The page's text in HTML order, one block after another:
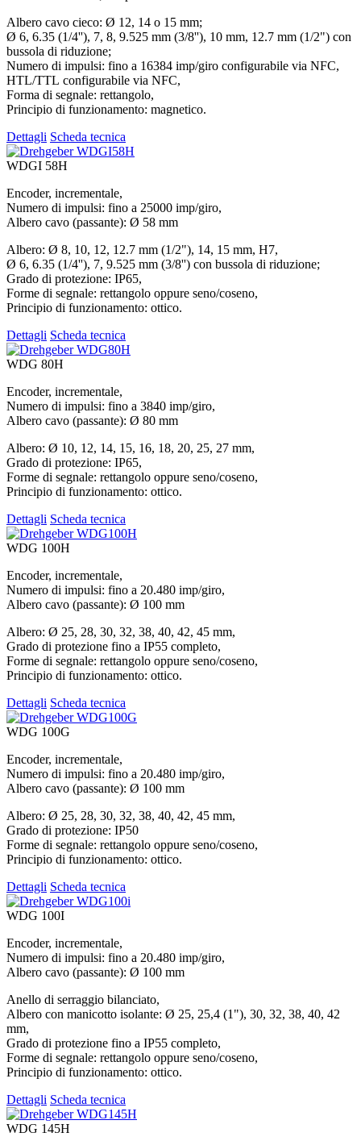
Albero cavo cieco: Ø 12, 14 o 15 mm;
Ø 6, 6.35 (1/4''), 7, 8, 9.525 mm (3/8''), 10 mm, 12.7 mm (1/2") con
bussola di riduzione;
Numero di impulsi: fino a 16384 imp/giro configurabile via NFC,
HTL/TTL configurabile via NFC,
Forma di segnale: rettangolo,
Principio di funzionamento: magnetico.
Dettagli Scheda tecnica
WDGI 58H
Encoder, incrementale,
Numero di impulsi: fino a 25000 imp/giro,
Albero cavo (passante): Ø 58 mm
Albero: Ø 8, 10, 12, 12.7 mm (1/2"), 14, 15 mm, H7,
Ø 6, 6.35 (1/4''), 7, 9.525 mm (3/8'') con bussola di riduzione;
Grado di protezione: IP65,
Forme di segnale: rettangolo oppure seno/coseno,
Principio di funzionamento: ottico.
Dettagli Scheda tecnica
WDG 80H
Encoder, incrementale,
Numero di impulsi: fino a 3840 imp/giro,
Albero cavo (passante): Ø 80 mm
Albero: Ø 10, 12, 14, 15, 16, 18, 20, 25, 27 mm,
Grado di protezione: IP65,
Forme di segnale: rettangolo oppure seno/coseno,
Principio di funzionamento: ottico.
Dettagli Scheda tecnica
WDG 100H
Encoder, incrementale,
Numero di impulsi: fino a 20.480 imp/giro,
Albero cavo (passante): Ø 100 mm
Albero: Ø 25, 28, 30, 32, 38, 40, 42, 45 mm,
Grado di protezione fino a IP55 completo,
Forme di segnale: rettangolo oppure seno/coseno,
Principio di funzionamento: ottico.
Dettagli Scheda tecnica
WDG 100G
Encoder, incrementale,
Numero di impulsi: fino a 20.480 imp/giro,
Albero cavo (passante): Ø 100 mm
Albero: Ø 25, 28, 30, 32, 38, 40, 42, 45 mm,
Grado di protezione: IP50
Forme di segnale: rettangolo oppure seno/coseno,
Principio di funzionamento: ottico.
Dettagli Scheda tecnica
WDG 100I
Encoder, incrementale,
Numero di impulsi: fino a 20.480 imp/giro,
Albero cavo (passante): Ø 100 mm
Anello di serraggio bilanciato,
Albero con manicotto isolante: Ø 25, 25,4 (1"), 30, 32, 38, 40, 42
mm,
Grado di protezione fino a IP55 completo,
Forme di segnale: rettangolo oppure seno/coseno,
Principio di funzionamento: ottico.
Dettagli Scheda tecnica
WDG 145H